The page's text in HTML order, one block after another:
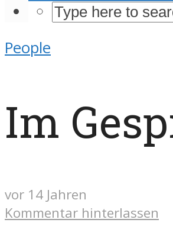
People
Im
vor 14 Jahren
Kommentar hinterlassen